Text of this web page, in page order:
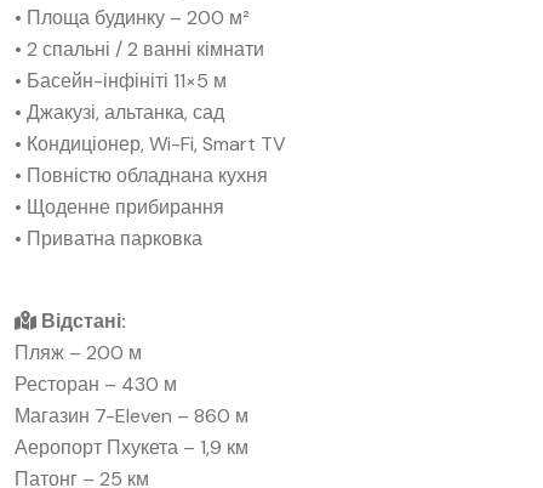
• Площа будинку – 200 м²
• 2 спальні / 2 ванні кімнати
• Басейн-інфініті 11×5 м
• Джакузі, альтанка, сад
• Кондиціонер, Wi-Fi, Smart TV
• Повністю обладнана кухня
• Щоденне прибирання
• Приватна парковка
Відстані:
Пляж – 200 м
Ресторан – 430 м
Магазин 7-Eleven – 860 м
Аеропорт Пхукета – 1,9 км
Патонг – 25 км